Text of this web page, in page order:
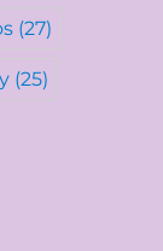
(27)
(25)